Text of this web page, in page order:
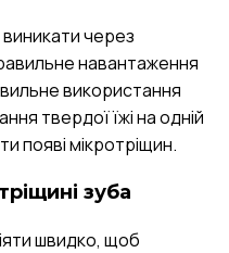
через
навантаження
використання
твердої їжі на одній
появі мікротріщин.
зуба
швидко, щоб